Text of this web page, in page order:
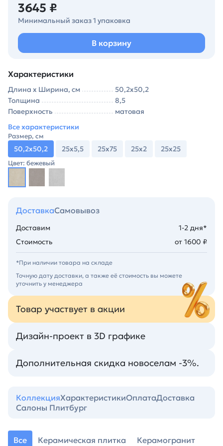
3645 ₽
Минимальный заказ 1 упаковка
В корзину
Характеристики
Длина х Ширина, см
50,2х50,2
Толщина
8,5
Поверхность
матовая
Все характеристики
Размер, см
50,2х50,2 25х5,5 25х75 25х2 25х25
Цвет: бежевый
ДоставкаСамовывоз
Доставим
1-2 дня*
Стоимость
от 1600 ₽
*При наличии товара на складе
Точную дату доставки, а также её стоимость вы можете
уточнить у менеджера
Товар участвует в акции
Дизайн-проект в 3D графике
Дополнительная скидка новоселам -3%.
КоллекцияХарактеристикиОплатаДоставка
Салоны Плитбург
Все Керамическая плитка
Керамогранит